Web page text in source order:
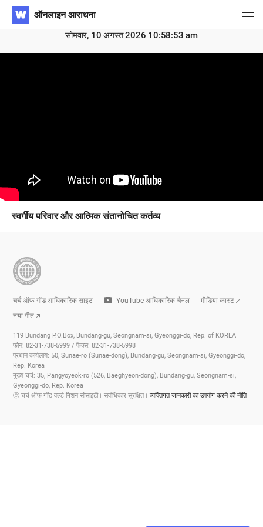
​ऑनलाइन आराधना
सोमवार, 10 अगस्त 2026 10:58:53 am
स्वर्गीय परिवार और आत्मिक संतानोचित कर्तव्य
चर्च ऑफ गॉड आधिकारिक साइट YouTube आधिकारिक चैनल
मीडिया कास्ट
नया गीत
119 Bundang P.O.Box, Bundang-gu, Seongnam-si, Gyeonggi-do, Rep. of KOREA
फोन: 82-31-738-5999 / फैक्स: 82-31-738-5998
प्रधान कार्यलाय: 50, Sunae-ro (Sunae-dong), Bundang-gu, Seongnam-si, Gyeonggi-do,
Rep. Korea
मुख्य चर्च: 35, Pangyoyeok-ro (526, Baeghyeon-dong), Bundang-gu, Seongnam-si,
Gyeonggi-do, Rep. Korea
ⓒ चर्च ऑफ गॉड वर्ल्ड मिशन सोसाइटी। सर्वाधिकार सुरक्षित।व्यक्तिगत जानकारी का उपयोग करने की नीति